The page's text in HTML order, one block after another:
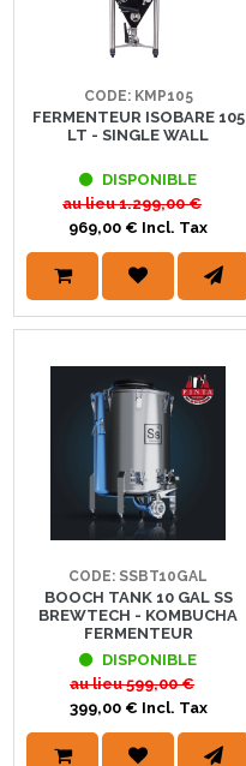
CODE: KMP105
FERMENTEUR ISOBARE 105
LT - SINGLE WALL
DISPONIBLE
au lieu1.299,00 €
969,00 € Incl. Tax
CODE: SSBT10GAL
BOOCH TANK 10 GAL SS
BREWTECH - KOMBUCHA
FERMENTEUR
DISPONIBLE
au lieu599,00 €
399,00 € Incl. Tax